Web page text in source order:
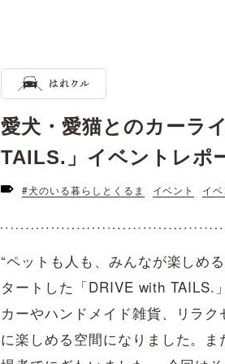
愛犬・愛猫とのカーラ
TAILS.」イベントレポ
#犬のいる暮らしとくるま イベント イ
“ペットも人も、みんなが楽しめ
タートした「DRIVE with TAILS.
カーやハンドメイド雑貨、リラ
に楽しめる空間になりました。